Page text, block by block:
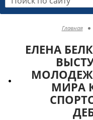
Главная
ЕЛЕНА
МИРА